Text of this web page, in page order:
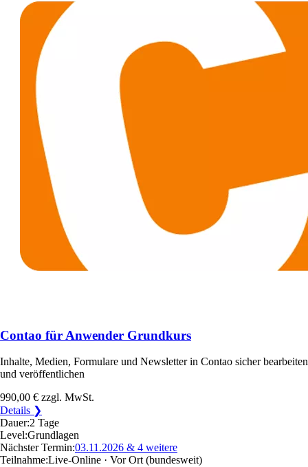
Contao für Anwender Grundkurs
Inhalte, Medien, Formulare und Newsletter in Contao sicher bearbeiten
und veröffentlichen
990,00 € zzgl. MwSt.
Details ❯
Dauer:2 Tage
Level:Grundlagen
Nächster Termin:03.11.2026 & 4 weitere
Teilnahme:Live-Online · Vor Ort (bundesweit)